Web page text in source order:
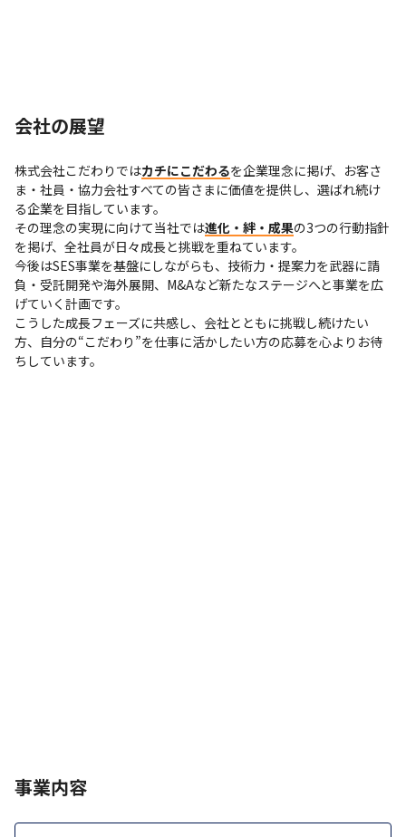
会社の展望
株式会社こだわりではカチにこだわるを企業理念に掲げ、お客さ
ま・社員・協力会社すべての皆さまに価値を提供し、選ばれ続け
る企業を目指しています。
その理念の実現に向けて当社では進化・絆・成果の3つの行動指針
を掲げ、全社員が日々成長と挑戦を重ねています。
今後はSES事業を基盤にしながらも、技術力・提案力を武器に請
負・受託開発や海外展開、M&Aなど新たなステージへと事業を広
げていく計画です。
こうした成長フェーズに共感し、会社とともに挑戦し続けたい
方、自分の“こだわり”を仕事に活かしたい方の応募を心よりお待
ちしています。
事業内容